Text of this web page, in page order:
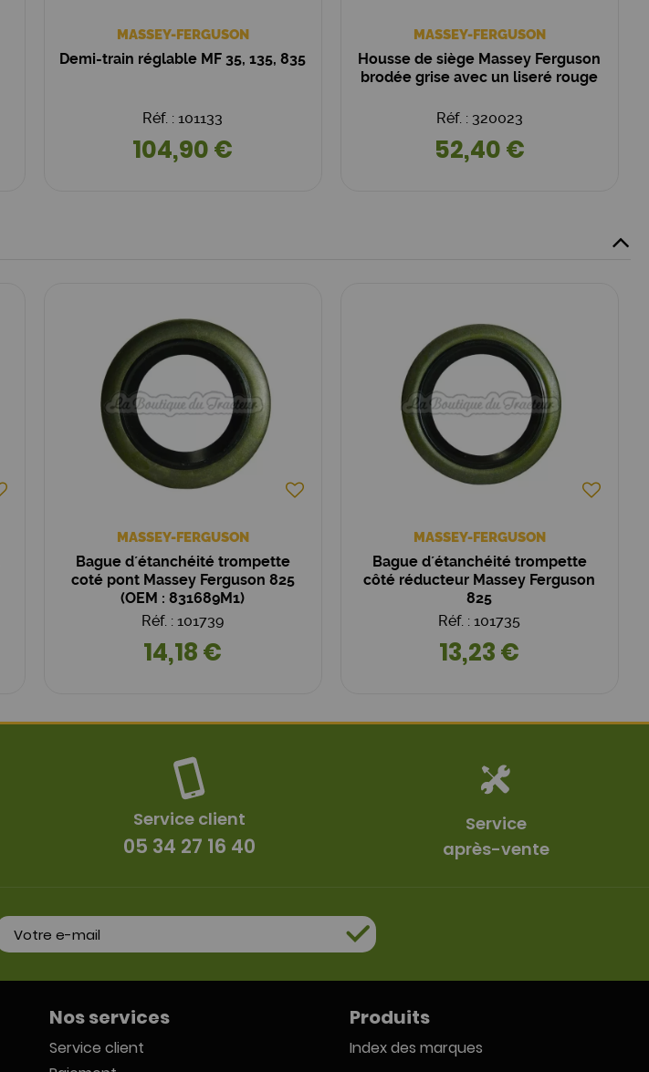
MASSEY-FERGUSON
Demi-train réglable MF 35, 135, 835
Réf. : 101133
104,90 €
MASSEY-FERGUSON
Housse de siège Massey Ferguson
brodée grise avec un liseré rouge
Réf. : 320023
52,40 €
MASSEY-FERGUSON
Bague d´étanchéité trompette
coté pont Massey Ferguson 825
(OEM : 831689M1)
Réf. : 101739
14,18 €
MASSEY-FERGUSON
Bague d´étanchéité trompette
côté réducteur Massey Ferguson
825
Réf. : 101735
13,23 €
Service client
05 34 27 16 40
Service
après-vente
Nos services
Service client
Produits
Index des marques